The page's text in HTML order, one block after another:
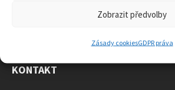
Zobrazit předvolby
Zásady cookiesGDPR práva
KONTAKT